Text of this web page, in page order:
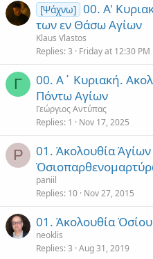
[Ψάχνω] 00. Α'
των εν Θάσω Αγίων
Klaus Vlastos
Replies 3 Friday at 12:30 PM
Γ
00. Α΄ Κυριακή.
Πόντω Αγίων
Γεώργιος Αντύπας
Replies 1 Nov 17, 2025
P
01. Ἀκολουθία
paniil
Replies 10 Nov 27, 2015
01. Ἀκολουθία
neoklis
Replies 3 Aug 31, 2019